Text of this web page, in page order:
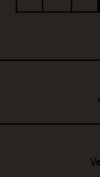
Mehlmischung